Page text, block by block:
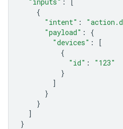
{
"intent" :
"payload" :
{
"devices" :
[
{
"id" :
"123"
}
]
}
}
]
}